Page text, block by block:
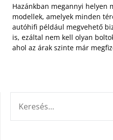
Hazánkban megannyi helyen
modellek, amelyek minden
autóhifi például megvehető
is, ezáltal nem kell olyan
ahol az árak szinte már